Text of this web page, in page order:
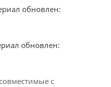
обновлен:
обновлен:
с